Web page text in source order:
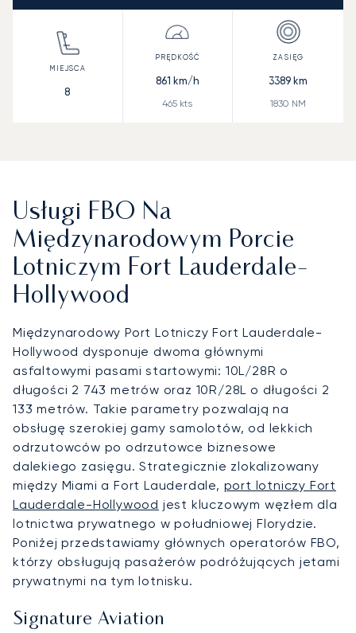
8
861 km/h
465 kts
3389 km
1830 NM
Usługi FBO Na
Międzynarodowym Porcie
Lotniczym Fort Lauderdale-
Hollywood
Międzynarodowy Port Lotniczy Fort Lauderdale-
Hollywood dysponuje dwoma głównymi
asfaltowymi pasami startowymi: 10L/28R o
długości 2 743 metrów oraz 10R/28L o długości 2
133 metrów. Takie parametry pozwalają na
obsługę szerokiej gamy samolotów, od lekkich
odrzutowców po odrzutowce biznesowe
dalekiego zasięgu. Strategicznie zlokalizowany
między Miami a Fort Lauderdale, port lotniczy Fort
Lauderdale-Hollywood jest kluczowym węzłem dla
lotnictwa prywatnego w południowej Florydzie.
Poniżej przedstawiamy głównych operatorów FBO,
którzy obsługują pasażerów podróżujących jetami
prywatnymi na tym lotnisku.
Signature Aviation